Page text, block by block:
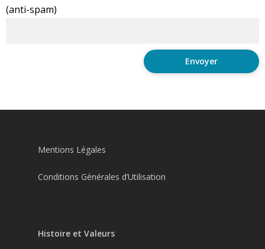
(anti-spam)
Mentions Légales
Conditions Générales d’Utilisation
Histoire et Valeurs